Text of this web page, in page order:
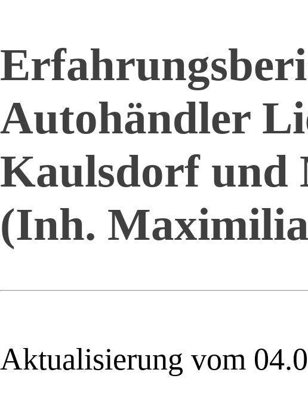
Autohändler
Kaulsdorf und
(Inh.
Aktualisierung vom